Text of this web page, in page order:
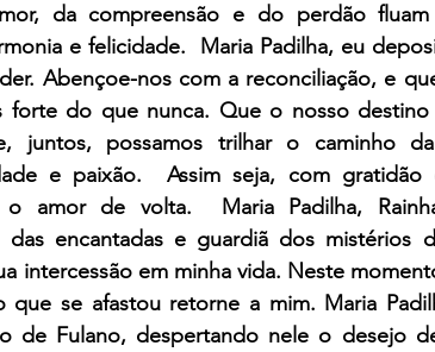
da compreensão e do perdão fluam
e felicidade.  Maria Padilha, eu
Abençoe-nos com a reconciliação, e
forte do que nunca. Que o nosso destino
possamos trilhar o caminho da
e paixão.  Assim seja, com
amor de volta.  Maria Padilha,
das encantadas e guardiã dos mistérios
intercessão em minha vida. Neste
que se afastou retorne a mim. Maria
de Fulano, despertando nele o desejo